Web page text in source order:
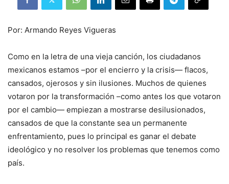
Por: Armando Reyes Vigueras
Como en la letra de una vieja canción, los ciudadanos
mexicanos estamos –por el encierro y la crisis— flacos,
cansados, ojerosos y sin ilusiones. Muchos de quienes
votaron por la transformación –como antes los que votaron
por el cambio— empiezan a mostrarse desilusionados,
cansados de que la constante sea un permanente
enfrentamiento, pues lo principal es ganar el debate
ideológico y no resolver los problemas que tenemos como
país.